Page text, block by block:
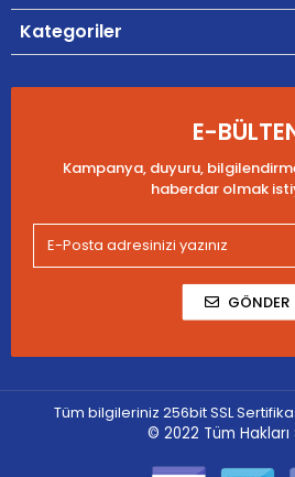
Kategoriler
E-
Kampanya, duyuru,
haberdar olmak
GÖNDER
Tüm bilgileriniz 256bit SSL
© 2022 Tüm Hakları